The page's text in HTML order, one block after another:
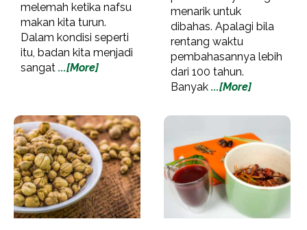
melemah ketika nafsu
makan kita turun.
Dalam kondisi seperti
itu, badan kita menjadi
sangat ...[More]
menarik untuk
dibahas. Apalagi bila
rentang waktu
pembahasannya lebih
dari 100 tahun.
Banyak ...[More]